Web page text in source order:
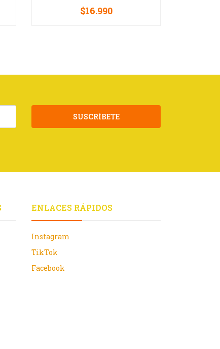
+
$16.990
SUSCRÍBETE
ENLACES RÁPIDOS
Instagram
TikTok
Facebook